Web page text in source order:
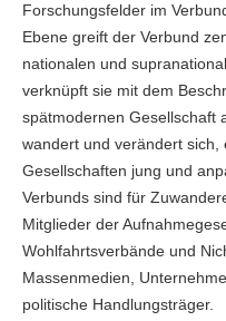
Forschungsfelder im
Ebene greift der Verbund
nationalen und
verknüpft sie mit dem
spätmodernen Gesellschaft
wandert und verändert
Gesellschaften jung und
Verbunds sind für
Mitglieder der
Wohlfahrtsverbände und
Massenmedien,
politische Handlungsträger.